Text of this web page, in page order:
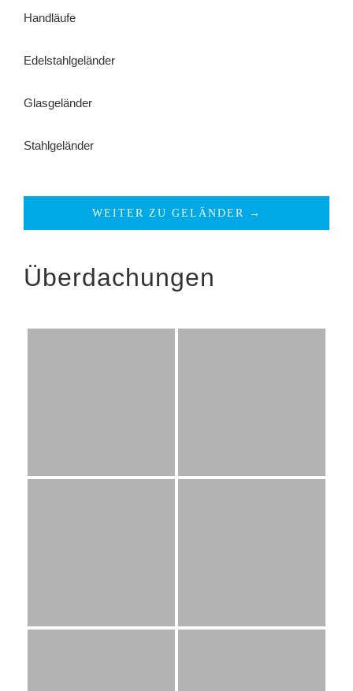
Handläufe
Edelstahlgeländer
Glasgeländer
Stahlgeländer
WEITER ZU GELÄNDER →
Überdachungen